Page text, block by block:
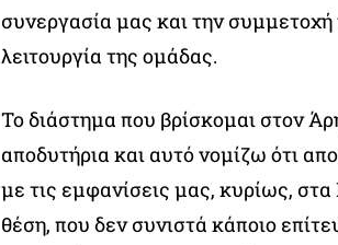
συνεργασία μας και την
λειτουργία της ομάδας.
Το διάστημα που βρίσκομαι στον
αποδυτήρια και αυτό νομίζω ότι
με τις εμφανίσεις μας, κυρίως,
θέση, που δεν συνιστά κάποιο